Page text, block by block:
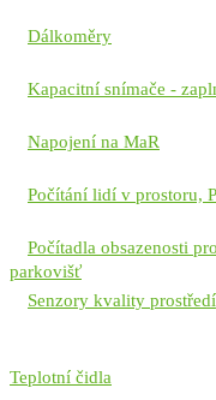
Dálkoměry
Kapacitní snímače -
Napojení na MaR
Počítání lidí v prostoru,
Počítadla obsazenosti
parkovišť
Senzory kvality prostředí
Teplotní čidla